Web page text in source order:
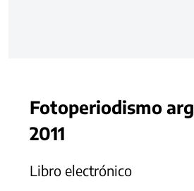
Fotoperiodismo
2011
Libro electrónico